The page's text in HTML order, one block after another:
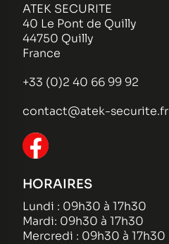
ATEK SECURITE
40 Le Pont de Quilly
44750 Quilly
France
+33 (0)2 40 66 99 92
contact@atek-securite.fr
HORAIRES
Lundi : 09h30 à 17h30
Mardi: 09h30 à 17h30
Mercredi : 09h30 à 17h30